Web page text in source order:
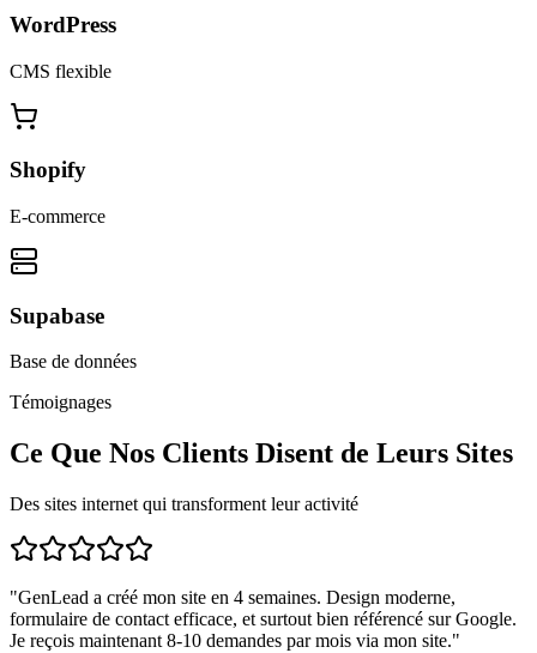
WordPress
CMS flexible
Shopify
E-commerce
Supabase
Base de données
Témoignages
Ce Que Nos Clients Disent de Leurs Sites
Des sites internet qui transforment leur activité
"GenLead a créé mon site en 4 semaines. Design moderne,
formulaire de contact efficace, et surtout bien référencé sur Google.
Je reçois maintenant 8-10 demandes par mois via mon site."